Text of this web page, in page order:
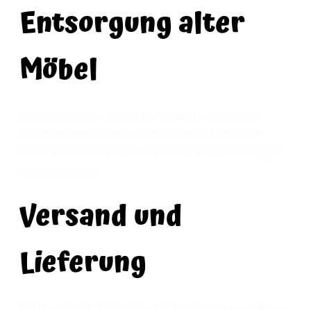
Entsorgung alter
Möbel
Versand und
Lieferung